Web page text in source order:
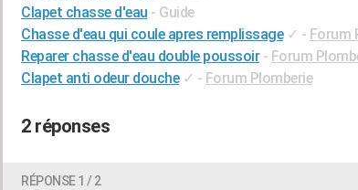
Clapet chasse d'eau - Guide
Chasse d'eau qui coule apres remplissage ✓ - Forum
Reparer chasse d'eau double poussoir - Forum
Clapet anti odeur douche ✓ - Forum Plomberie
2 réponses
RÉPONSE 1 / 2